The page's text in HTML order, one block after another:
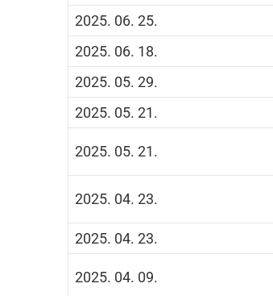
2025. 06. 25.
2025. 06. 18.
2025. 05. 29.
2025. 05. 21.
2025. 05. 21.
2025. 04. 23.
2025. 04. 23.
2025. 04. 09.